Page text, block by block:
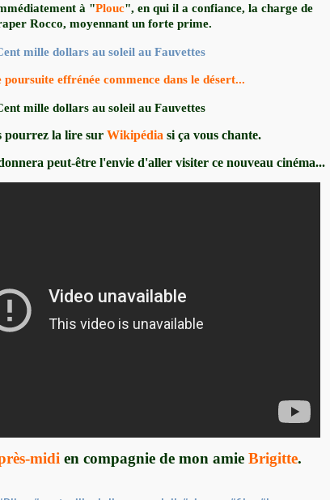
à "Plouc", en qui il a confiance, la charge de
Rocco, moyennant un forte prime.
poursuite effrénée commence dans le désert...
pourrez la lire sur Wikipédia si ça vous chante.
peut-être l'envie d'aller visiter ce nouveau cinéma...
midi en compagnie de mon amie Brigitte.